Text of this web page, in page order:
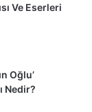
Ve Eserleri
Oğlu’
Nedir?